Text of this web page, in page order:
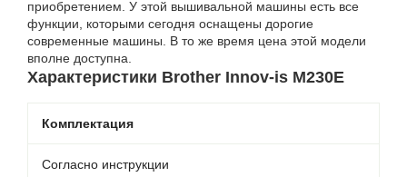
приобретением. У этой вышивальной машины есть все
функции, которыми сегодня оснащены дорогие
современные машины. В то же время цена этой модели
вполне доступна.
Характеристики Brother Innov-is M230E
Комплектация
Согласно инструкции